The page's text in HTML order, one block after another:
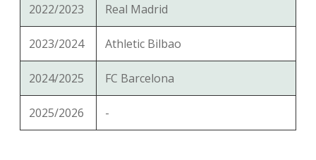
2022/2023 Real Madrid
2023/2024 Athletic Bilbao
2024/2025 FC Barcelona
2025/2026 -